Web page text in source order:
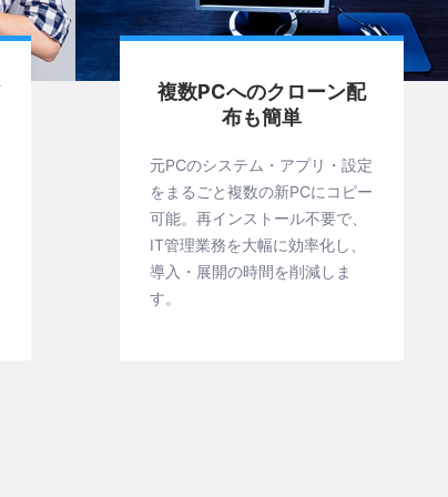
複数PCへのクローン配
布も簡単
元PCのシステム・アプリ・設定
をまるごと複数の新PCにコピー
可能。再インストール不要で、
IT管理業務を大幅に効率化し、
導入・展開の時間を削減しま
す。